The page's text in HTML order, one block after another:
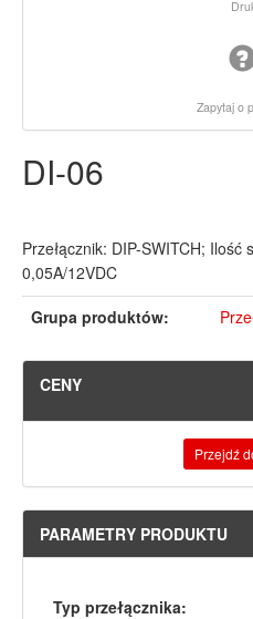
Zapytaj o
DI-06
Przełącznik: DIP-SWITCH; Ilość
0,05A/12VDC
Grupa produktów:
CENY
Przejdź
PARAMETRY PRODUKTU
Typ przełącznika: